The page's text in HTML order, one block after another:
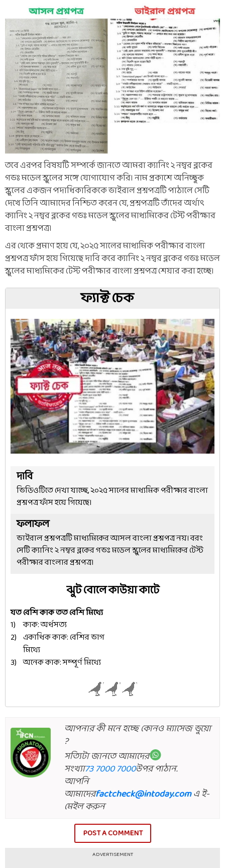
তবে এরপর বিষয়টি সম্পর্কে জানতে আমরা ক্যানিং ২ নম্বর ব্লকের
গভঃ মডেল স্কুলের সঙ্গে যোগাযোগ করি। নাম প্রকাশে অনিচ্ছুক
স্কুলের একজন পদাধিকারিককে ভাইরাল প্রশ্নপত্রটি পাঠালে সেটি
দেখে তিনি আমাদের নিশ্চিত করেন যে, প্রশ্নপত্রটি তাঁদের অর্থাৎ
ক্যানিং ২ নম্বর ব্লকের গভঃ মডেল স্কুলের মাধ্যমিকের টেস্ট পরীক্ষার
বাংলা প্রশ্নপত্র।
এর থেকে প্রমাণ হয়ে যে, ২০২৫ সালের মাধ্যমিক পরীক্ষার বাংলা
প্রশ্নপত্র ফাঁস হয়ে গিয়েছে দাবি করে ক্যানিং ২ নম্বর ব্লকের গভঃ মডেল
স্কুলের মাধ্যমিকের টেস্ট পরীক্ষার বাংলা প্রশ্নপত্র শেয়ার করা হচ্ছে।
ফ্যাক্ট চেক
দাবি
ভিডিওটিতে দেখা যাচ্ছে, ২০২৫ সালের মাধ্যমিক পরীক্ষার বাংলা
প্রশ্নপত্র ফাঁস হয়ে গিয়েছে।
ফলাফল
ভাইরাল প্রশ্নপত্রটি মাধ্যমিকের আসল বাংলা প্রশ্নপত্র নয়। বরং
সেটি ক্যানিং ২ নম্বর ব্লকের গভঃ মডেল স্কুলের মাধ্যমিকের টেস্ট
পরীক্ষার বাংলার প্রশ্নপত্র।
ঝুট বোলে কাউয়া কাটে
যত বেশি কাক তত বেশি মিথ্যে
কাক: অর্ধসত্য
একাধিক কাক: বেশির ভাগ
মিথ্যে
অনেক কাক: সম্পূর্ণ মিথ্যে
আপনার কী মনে হচ্ছে কোনও ম্যাসেজ ভুয়ো
?
সত্যিটা জানতে আমাদের
সংখ্যা73 7000 7000উপর পাঠান.
আপনি
আমাদেরfactcheck@intoday.comএ ই-
মেইল করুন
POST A COMMENT
ADVERTISEMENT